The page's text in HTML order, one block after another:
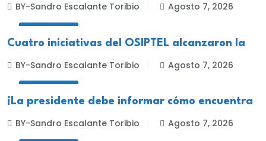
BY-Sandro Escalante Toribio Agosto 7, 2026
Cuatro iniciativas del OSIPTEL alcanzaron la
BY-Sandro Escalante Toribio Agosto 7, 2026
¡La presidente debe informar cómo encuentra
BY-Sandro Escalante Toribio Agosto 7, 2026